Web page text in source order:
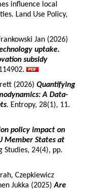
influence local
Land Use Policy,
Jan (2026)
uptake.
subsidy
(2026) Quantifying
A Data-
. Entropy, 28(1), 11.
policy impact on
Member States at
Studies, 24(4), pp.
Czepkiewicz
Jukka (2025)Are